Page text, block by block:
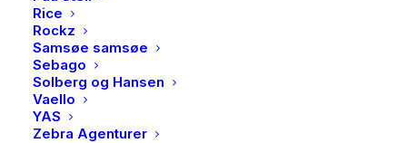
Rice
Rockz
Samsøe samsøe
Sebago
Solberg og Hansen
Vaello
YAS
Zebra Agenturer
Produktnummer
Kategorier
Interiør
Brand
HK Living